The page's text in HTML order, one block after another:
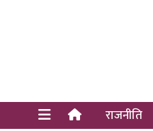
राजनीति